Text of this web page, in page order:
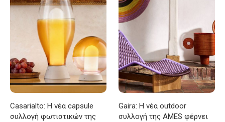
Casarialto: Η νέα capsule
συλλογή φωτιστικών της
Gaira: Η νέα outdoor
συλλογή της AMES φέρνει